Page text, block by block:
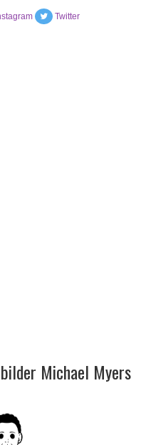
Twitter
Michael Myers